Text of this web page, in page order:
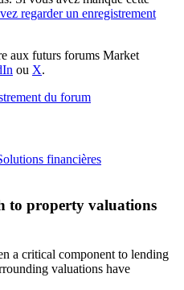
regarder un enregistrement
aux futurs forums Market
ou X.
du forum
financières
to property valuations
a critical component to lending
valuations have